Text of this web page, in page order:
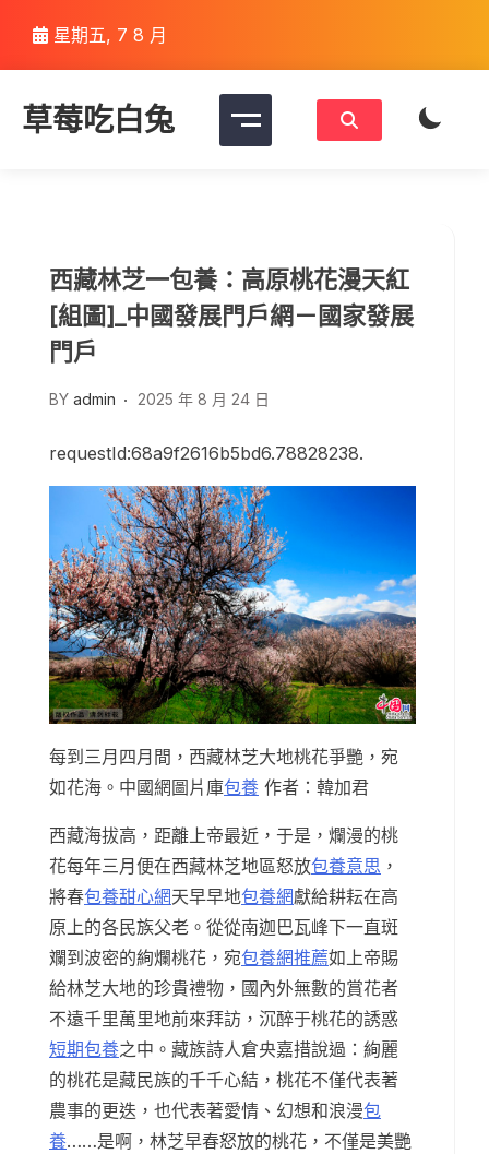
content
星期五, 7 8 月
草莓吃白兔
西藏林芝一包養：高原桃花漫天紅
[組圖]_中國發展門戶網－國家發展
門戶
BY admin 2025 年 8 月 24 日
requestId:68a9f2616b5bd6.78828238.
每到三月四月間，西藏林芝大地桃花爭艷，宛
如花海。中國網圖片庫包養 作者：韓加君
西藏海拔高，距離上帝最近，于是，爛漫的桃
花每年三月便在西藏林芝地區怒放包養意思 ，
將春包養甜心網天早早地包養網獻給耕耘在高
原上的各民族父老。從從南迦巴瓦峰下一直斑
斕到波密的絢爛桃花，宛包養網推薦如上帝賜
給林芝大地的珍貴禮物，國內外無數的賞花者
不遠千里萬里地前來拜訪，沉醉于桃花的誘惑
短期包養之中。藏族詩人倉央嘉措說過：絢麗
的桃花是藏民族的千千心結，桃花不僅代表著
農事的更迭，也代表著愛情、幻想和浪漫包
養……是啊，林芝早春怒放的桃花，不僅是美艷